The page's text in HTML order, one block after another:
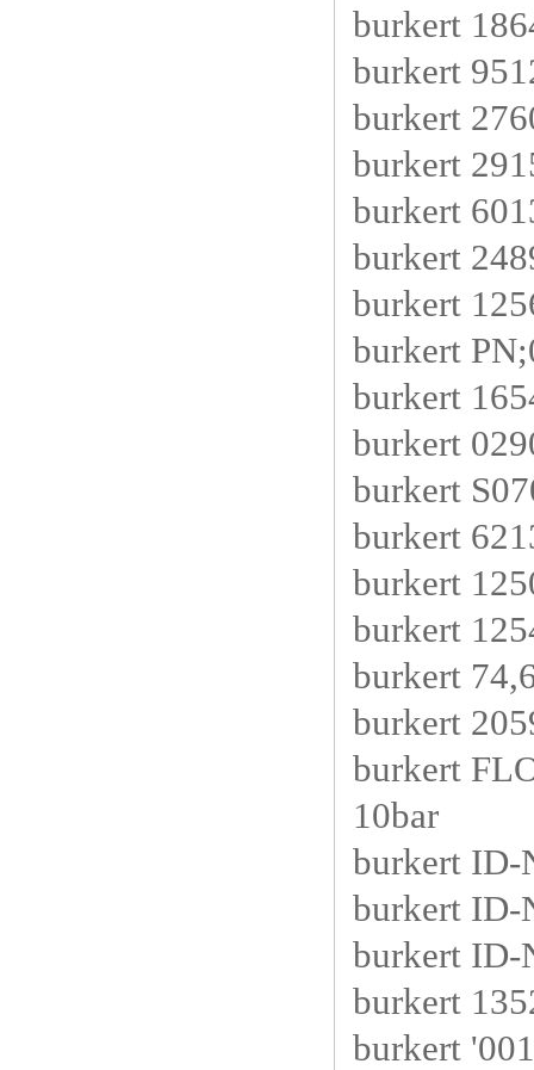
burkert
burkert
burkert
burkert
burkert
burkert
burkert
burkert
burkert
burkert
burkert
burkert
burkert
burkert
burkert
burkert
burkert
10bar
burkert ID-
burkert ID-
burkert ID-
burkert
burkert